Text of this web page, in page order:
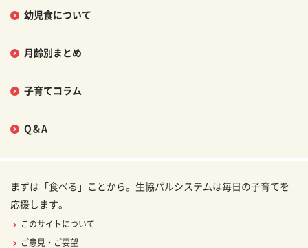
幼児食について
月齢別まとめ
子育てコラム
Q＆A
まずは「食べる」ことから。生協パルシステムは毎日の子育てを
応援します。
このサイトについて
ご意見・ご要望